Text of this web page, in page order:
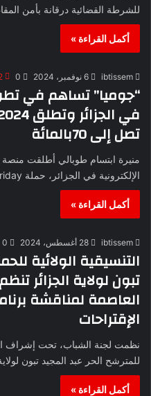
للشرطة القضائية درقانة بأمن
أكمل القراءة »
ibtissem 6 نوفمبر، 2024 0
“جوميا” تساهم في
تصل إلى 70بالمائة
منيرة ابتسام طوبالي أطلقت منصة
الإلكترونية في الجزائر، حملة Black Friday، مسجلة مرحلة نمو…
أكمل القراءة »
ibtissem 28 أغسطس، 2024 0
التنسيقية الولائية
تبون لولاية الجزائر
العاصمة لمناقشة
الإقتراحات
نظمت لجنة الشباب، تحت إشراف
للمترشح الحر عبد المجيد تبون
أكمل القراءة »